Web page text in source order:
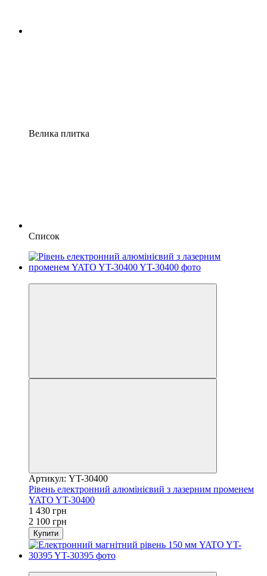
Велика плитка
Список
Артикул: YT-30400
Рівень електронний алюмінієвий з лазерним променем
YATO YT-30400
1 430 грн
2 100 грн
Купити